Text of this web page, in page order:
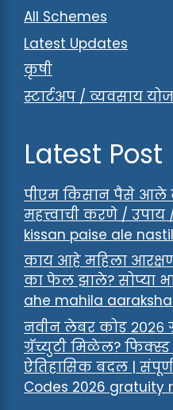
All Schemes
Latest Updates
कृषी
स्टार्टअप / व्यवसाय
Latest Post
पीएम किसान पैसे आले
महत्त्वाची करणे / उपाय
kissan paise ale
काय आहे महिला
का फेल झाले? सोप्या
ahe mahila
नवीन लेबर कोड २०२६
ग्रॅच्युटी मिळेल? फिक्स्ड
ऐतिहासिक बदल | संपूर्ण
Codes 2026 gratuity